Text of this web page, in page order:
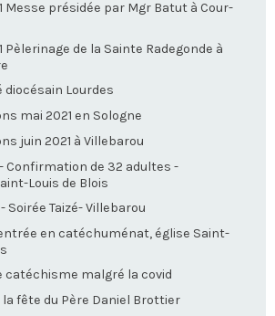
Messe présidée par Mgr Batut à Cour-
Pèlerinage de la Sainte Radegonde à
diocésain Lourdes
mai 2021 en Sologne
juin 2021 à Villebarou
Confirmation de 32 adultes -
Louis de Blois
Soirée Taizé- Villebarou
en catéchuménat, église Saint-
catéchisme malgré la covid
fête du Père Daniel Brottier